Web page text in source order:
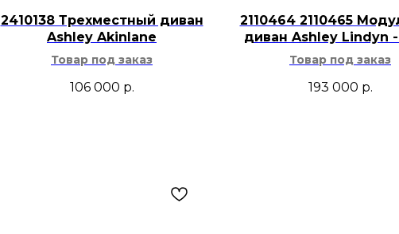
спокойного
Для ухода
поверхность
жесткими
Такую картину
2410138 Трехместный диван
Ashley Akinlane
Товар под заказ
106 000 р.
2110464 2110465
диван Ashley Lindyn
Товар под заказ
193 000 р.